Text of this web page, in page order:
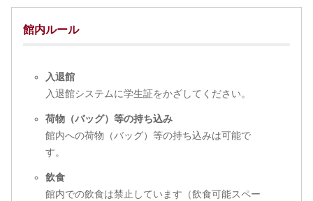
館内ルール
入退館
入退館システムに学生証をかざしてください。
荷物（バッグ）等の持ち込み
館内への荷物（バッグ）等の持ち込みは可能で
す。
飲食
館内での飲食は禁止しています（飲食可能スペー